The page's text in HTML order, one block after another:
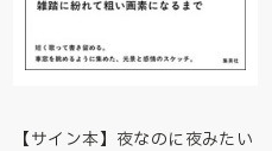
【サイン本】夜なのに夜みたい